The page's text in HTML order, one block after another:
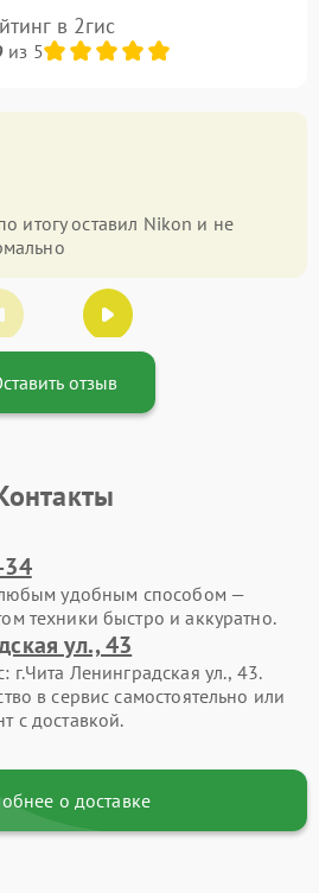
в 2гис
из 5
итогу оставил Nikon и не
отзыв
удобным способом —
техники быстро и аккуратно.
ул., 43
Ленинградская ул., 43.
в сервис самостоятельно или
с доставкой.
о доставке